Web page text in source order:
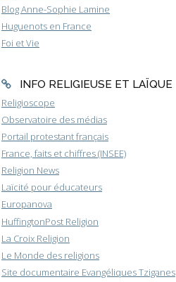
Blog Anne-Sophie Lamine
Huguenots en France
Foi et Vie
INFO RELIGIEUSE ET LAÏQUE
Religioscope
Observatoire des médias
Portail protestant français
France, faits et chiffres (INSEE)
Religion News
Laïcité pour éducateurs
Europanova
HuffingtonPost Religion
La Croix Religion
Le Monde des religions
Site documentaire Evangéliques Tziganes